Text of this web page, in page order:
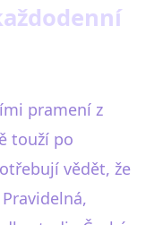
pramení z
touží po
vědět, že